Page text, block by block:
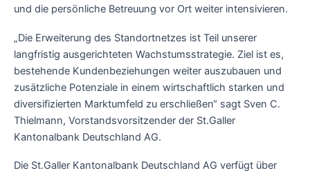
und die persönliche Betreuung vor Ort weiter intensivieren.
„Die Erweiterung des Standortnetzes ist Teil unserer
langfristig ausgerichteten Wachstumsstrategie. Ziel ist es,
bestehende Kundenbeziehungen weiter auszubauen und
zusätzliche Potenziale in einem wirtschaftlich starken und
diversifizierten Marktumfeld zu erschließen“ sagt Sven C.
Thielmann, Vorstandsvorsitzender der St.Galler
Kantonalbank Deutschland AG.
Die St.Galler Kantonalbank Deutschland AG verfügt über